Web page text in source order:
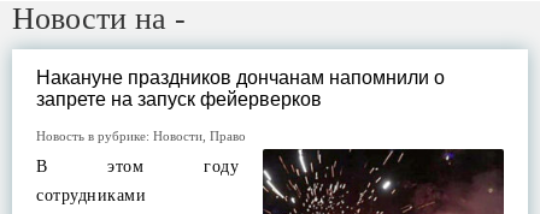
Новости на -
Накануне праздников дончанам напомнили о
запрете на запуск фейерверков
Новость в рубрике: Новости Право
В этом году
сотрудниками